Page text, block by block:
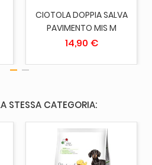
CIOTOLA DOPPIA SALVA
PAVIMENTO MIS M
14,90 €
STESSA CATEGORIA: